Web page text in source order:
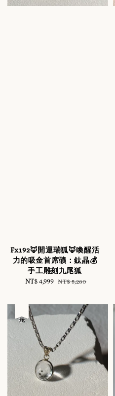
Fx192🦊開運瑞狐🦊喚醒活
力的吸金首席礦：鈦晶💰
手工雕刻九尾狐
Sale
NT$ 4,999 Regular
NT$ 5,280